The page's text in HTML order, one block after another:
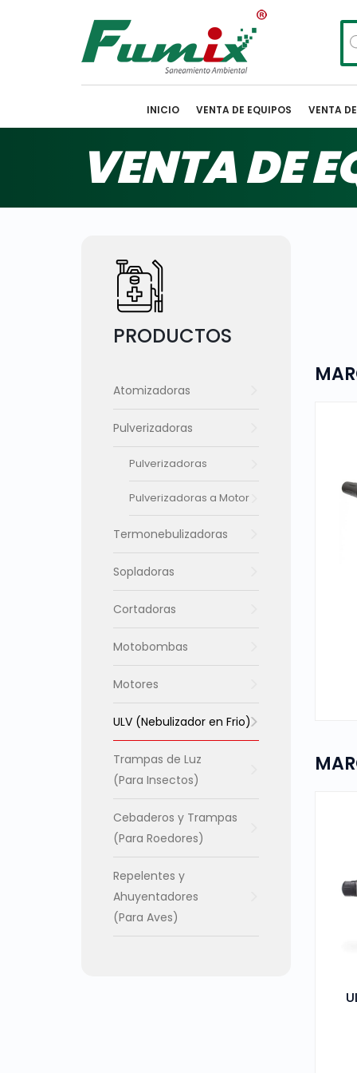
de
INICIO VENTA DE EQUIPOS VENTA
VENTA DE
PRODUCTOS
Atomizadoras
Pulverizadoras
Pulverizadoras
Pulverizadoras a Motor
Termonebulizadoras
Sopladoras
Cortadoras
Motobombas
Motores
ULV (Nebulizador en Frio)
Trampas de Luz
(Para Insectos)
Cebaderos y Trampas
(Para Roedores)
Repelentes y
Ahuyentadores
(Para Aves)